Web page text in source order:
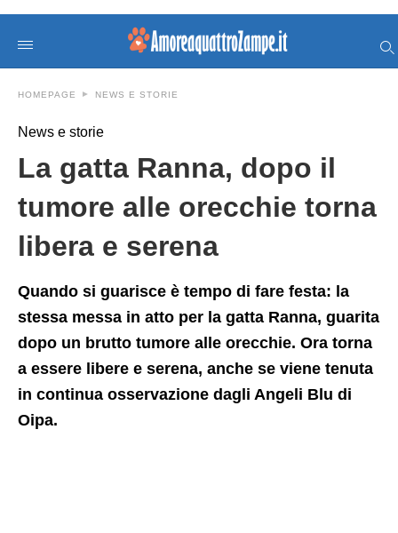
amoreaquattrozampeit
/news/gatta-
orecchie-
guarita/112745/amp/
HOMEPAGE NEWS E STORIE
News e storie
La gatta Ranna, dopo il
tumore alle orecchie torna
libera e serena
Quando si guarisce è tempo di fare festa: la
stessa messa in atto per la gatta Ranna, guarita
dopo un brutto tumore alle orecchie. Ora torna
a essere libere e serena, anche se viene tenuta
in continua osservazione dagli Angeli Blu di
Oipa.